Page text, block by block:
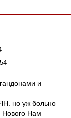
и
но уж больно
Нового Нам